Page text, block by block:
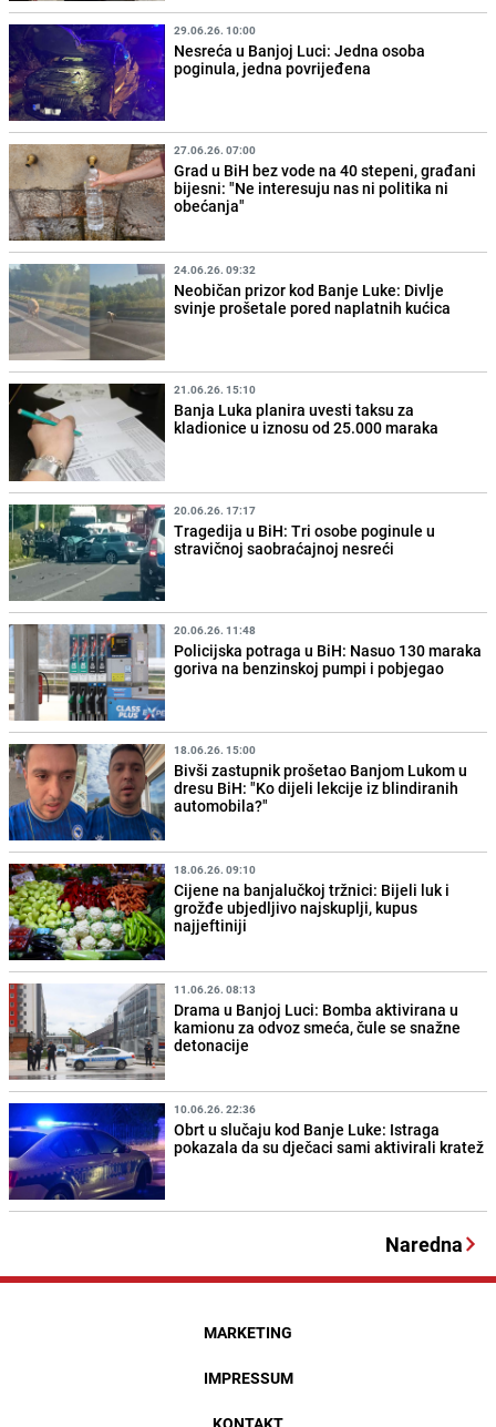
29.06.26. 10:00
Nesreća u Banjoj Luci: Jedna osoba
poginula, jedna povrijeđena
27.06.26. 07:00
Grad u BiH bez vode na 40 stepeni, građani
bijesni: "Ne interesuju nas ni politika ni
obećanja"
24.06.26. 09:32
Neobičan prizor kod Banje Luke: Divlje
svinje prošetale pored naplatnih kućica
21.06.26. 15:10
Banja Luka planira uvesti taksu za
kladionice u iznosu od 25.000 maraka
20.06.26. 17:17
Tragedija u BiH: Tri osobe poginule u
stravičnoj saobraćajnoj nesreći
20.06.26. 11:48
Policijska potraga u BiH: Nasuo 130 maraka
goriva na benzinskoj pumpi i pobjegao
18.06.26. 15:00
Bivši zastupnik prošetao Banjom Lukom u
dresu BiH: "Ko dijeli lekcije iz blindiranih
automobila?"
18.06.26. 09:10
Cijene na banjalučkoj tržnici: Bijeli luk i
grožđe ubjedljivo najskuplji, kupus
najjeftiniji
11.06.26. 08:13
Drama u Banjoj Luci: Bomba aktivirana u
kamionu za odvoz smeća, čule se snažne
detonacije
10.06.26. 22:36
Obrt u slučaju kod Banje Luke: Istraga
pokazala da su dječaci sami aktivirali kratež
Naredna
MARKETING
IMPRESSUM